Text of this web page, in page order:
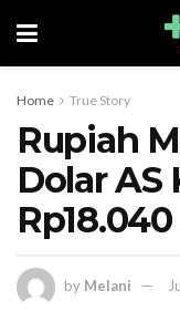
Home True Story
Rupiah
Dolar AS
Rp18.040
by Melani